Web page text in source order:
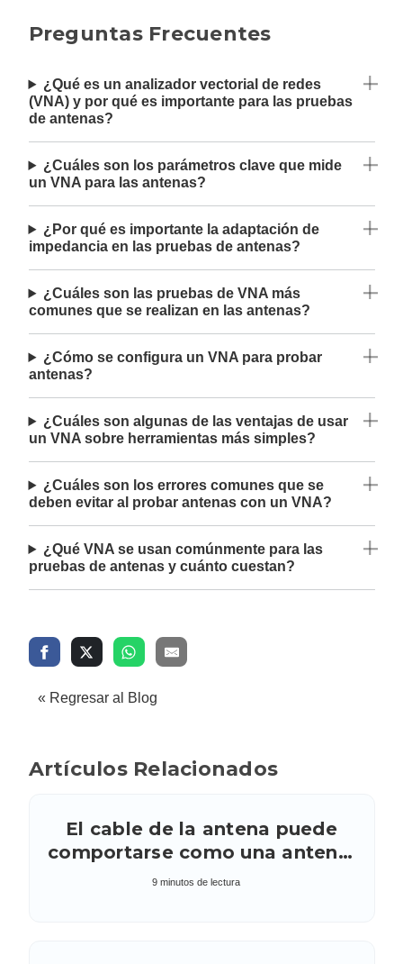
Preguntas Frecuentes
¿Qué es un analizador vectorial de redes
(VNA) y por qué es importante para las pruebas
de antenas?
¿Cuáles son los parámetros clave que mide
un VNA para las antenas?
¿Por qué es importante la adaptación de
impedancia en las pruebas de antenas?
¿Cuáles son las pruebas de VNA más
comunes que se realizan en las antenas?
¿Cómo se configura un VNA para probar
antenas?
¿Cuáles son algunas de las ventajas de usar
un VNA sobre herramientas más simples?
¿Cuáles son los errores comunes que se
deben evitar al probar antenas con un VNA?
¿Qué VNA se usan comúnmente para las
pruebas de antenas y cuánto cuestan?
« Regresar al Blog
Artículos Relacionados
El cable de la antena puede
comportarse como una antena:
riesgos y problemas
9 minutos de lectura